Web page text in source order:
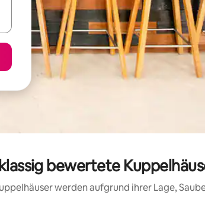
bewertete
werden aufgrund ihrer Lage,